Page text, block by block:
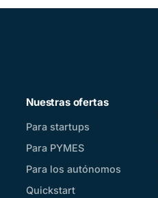
Nuestras ofertas
Para startups
Para PYMES
Para los autónomos
Quickstart